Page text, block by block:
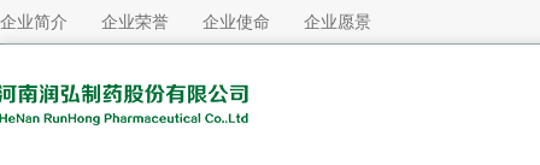
企业简介 企业荣誉 企业使命 企业愿景